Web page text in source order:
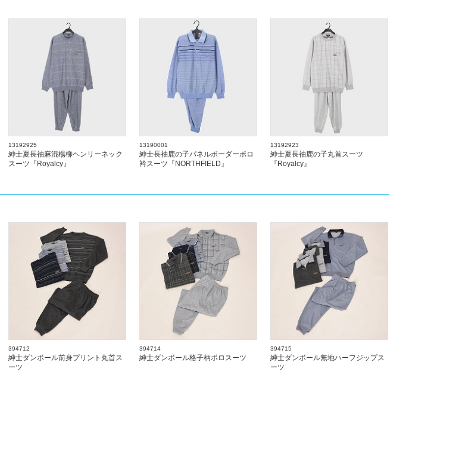
13192925
紳士夏長袖麻混楊柳ヘンリーネック
スーツ『Royalcy』
13190001
紳士長袖鹿の子パネルボーダーポロ
衿スーツ『NORTHFIELD』
13192923
紳士夏長袖鹿の子丸首スーツ
『Royalcy』
394712
紳士ダンボール前身プリント丸首ス
ーツ
394714
紳士ダンボール格子柄ポロスーツ
394715
紳士ダンボール無地ハーフジップス
ーツ